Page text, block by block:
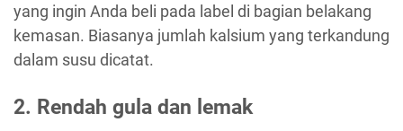
yang ingin Anda beli pada label di bagian belakang
kemasan. Biasanya jumlah kalsium yang terkandung
dalam susu dicatat.
2. Rendah gula dan lemak